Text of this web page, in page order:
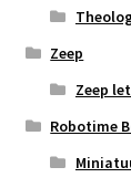
Zeep
Zeep
Robotime